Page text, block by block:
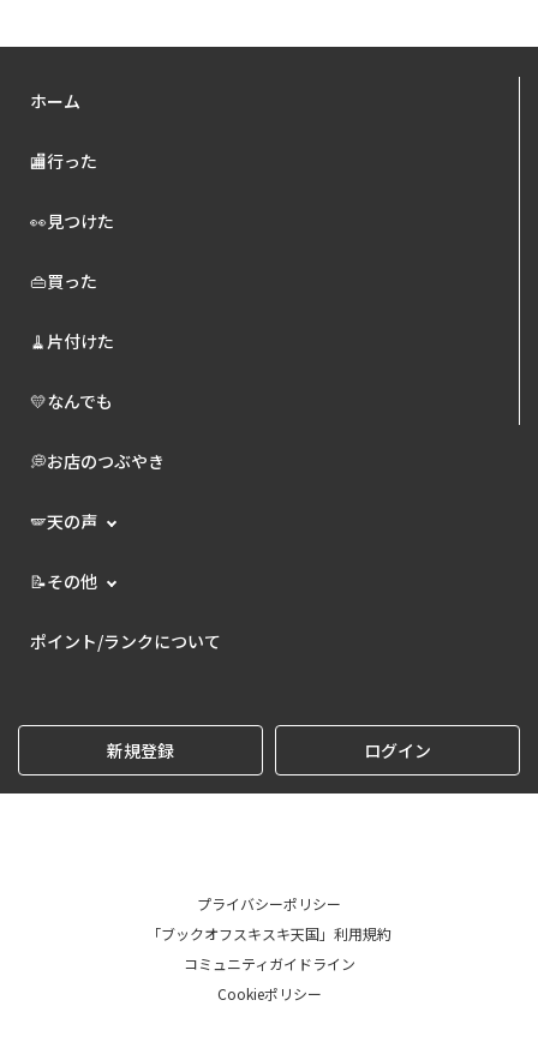
ホーム
🏬行った
👀見つけた
👜買った
🧹片付けた
💛なんでも
💭お店のつぶやき
🪽天の声
📝その他
ポイント/ランクについて
新規登録 ログイン
プライバシーポリシー
「ブックオフスキスキ天国」利用規約
コミュニティガイドライン
Cookieポリシー